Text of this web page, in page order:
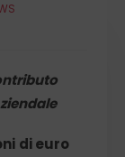
di euro